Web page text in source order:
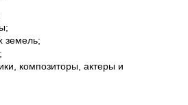
земель;
композиторы, актеры и